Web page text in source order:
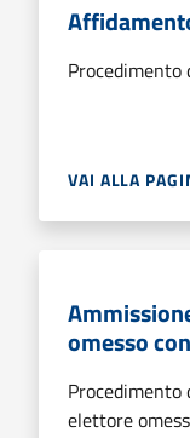
VAI ALLA
omesso
Procedimento
elettore